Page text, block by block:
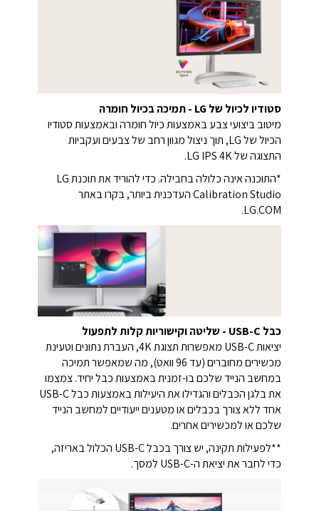
סטודיו לכיול של LG - תמיכה בכיול חומרה
מיטוב ביצועי צבע באמצעות כיול חומרה ובאמצעות סטודיו
הכיול של LG, תוך ניצול מגוון רחב של צבעים ועקביות
התצוגה של LG IPS 4K.
*התוכנה אינה כלולה בחבילה. כדי להוריד את תוכנת LG
Calibration Studio העדכנית ביותר, בקרו באתר
LG.COM.
כבל USB-C - שליטה וקישוריות קלות לתפעול
יציאות USB-C מאפשרות תצוגת 4K, העברת נתונים וטעינת
מכשירים מחוברים (עד 96 וואט), מה שמאפשר תמיכה
במחשב הנייד שלכם בו-זמנית באמצעות כבל יחיד. צמצמו
את בלגן הכבלים והגדילו את היעילות באמצעות כבל USB-C
אחד ללא צורך בכבלים או מטענים ייעודיים למחשב הנייד
שלכם או למכשירים אחרים.
**לפעילות תקינה, יש צורך בכבל USB-C הכלול באריזה,
כדי לחבר את יציאת ה-USB-C למסך.